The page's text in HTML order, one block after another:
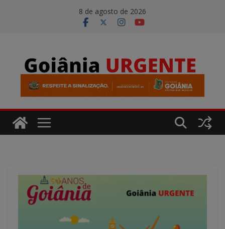
8 de agosto de 2026
modal-check